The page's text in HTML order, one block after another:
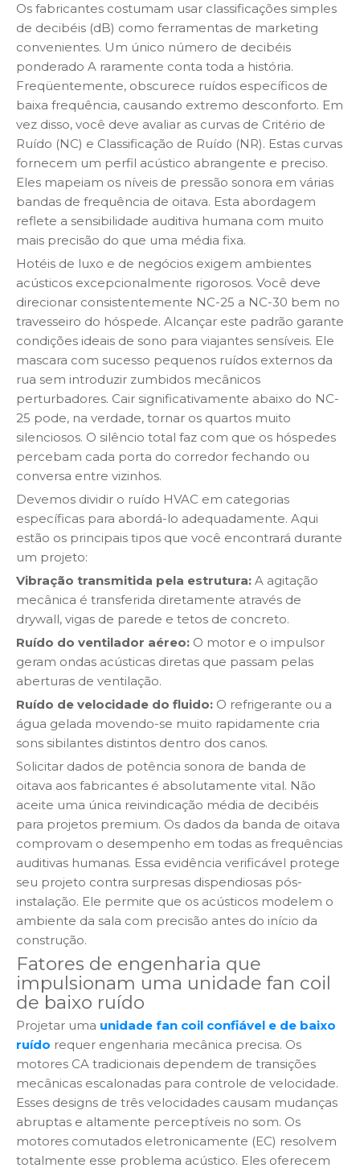
Os fabricantes costumam usar classificações simples
de decibéis (dB) como ferramentas de marketing
convenientes. Um único número de decibéis
ponderado A raramente conta toda a história.
Freqüentemente, obscurece ruídos específicos de
baixa frequência, causando extremo desconforto. Em
vez disso, você deve avaliar as curvas de Critério de
Ruído (NC) e Classificação de Ruído (NR). Estas curvas
fornecem um perfil acústico abrangente e preciso.
Eles mapeiam os níveis de pressão sonora em várias
bandas de frequência de oitava. Esta abordagem
reflete a sensibilidade auditiva humana com muito
mais precisão do que uma média fixa.
Hotéis de luxo e de negócios exigem ambientes
acústicos excepcionalmente rigorosos. Você deve
direcionar consistentemente NC-25 a NC-30 bem no
travesseiro do hóspede. Alcançar este padrão garante
condições ideais de sono para viajantes sensíveis. Ele
mascara com sucesso pequenos ruídos externos da
rua sem introduzir zumbidos mecânicos
perturbadores. Cair significativamente abaixo do NC-
25 pode, na verdade, tornar os quartos muito
silenciosos. O silêncio total faz com que os hóspedes
percebam cada porta do corredor fechando ou
conversa entre vizinhos.
Devemos dividir o ruído HVAC em categorias
específicas para abordá-lo adequadamente. Aqui
estão os principais tipos que você encontrará durante
um projeto:
Vibração transmitida pela estrutura: A agitação
mecânica é transferida diretamente através de
drywall, vigas de parede e tetos de concreto.
Ruído do ventilador aéreo: O motor e o impulsor
geram ondas acústicas diretas que passam pelas
aberturas de ventilação.
Ruído de velocidade do fluido: O refrigerante ou a
água gelada movendo-se muito rapidamente cria
sons sibilantes distintos dentro dos canos.
Solicitar dados de potência sonora de banda de
oitava aos fabricantes é absolutamente vital. Não
aceite uma única reivindicação média de decibéis
para projetos premium. Os dados da banda de oitava
comprovam o desempenho em todas as frequências
auditivas humanas. Essa evidência verificável protege
seu projeto contra surpresas dispendiosas pós-
instalação. Ele permite que os acústicos modelem o
ambiente da sala com precisão antes do início da
construção.
Fatores de engenharia que
impulsionam uma unidade fan coil
de baixo ruído
Projetar uma unidade fan coil confiável e de baixo
ruído requer engenharia mecânica precisa. Os
motores CA tradicionais dependem de transições
mecânicas escalonadas para controle de velocidade.
Esses designs de três velocidades causam mudanças
abruptas e altamente perceptíveis no som. Os
motores comutados eletronicamente (EC) resolvem
totalmente esse problema acústico. Eles oferecem